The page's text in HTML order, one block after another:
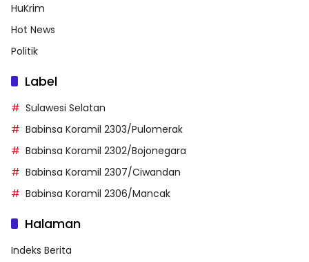
HuKrim
Hot News
Politik
Label
Sulawesi Selatan
Babinsa Koramil 2303/Pulomerak
Babinsa Koramil 2302/Bojonegara
Babinsa Koramil 2307/Ciwandan
Babinsa Koramil 2306/Mancak
Halaman
Indeks Berita